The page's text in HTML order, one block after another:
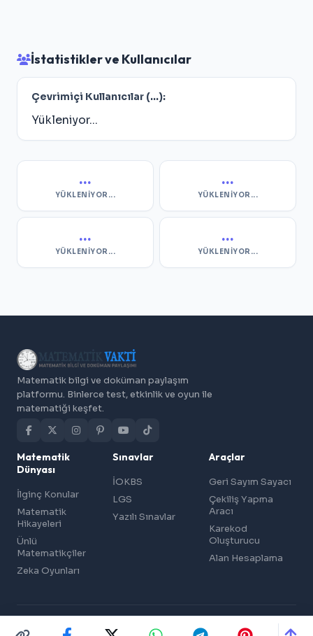
İstatistikler ve Kullanıcılar
Çevrimiçi Kullanıcılar (...):
Yükleniyor...
...
YÜKLENIYOR...
...
YÜKLENIYOR...
...
YÜKLENIYOR...
...
YÜKLENIYOR...
Matematik bilgi ve doküman paylaşım
platformu. Binlerce test, etkinlik ve oyun ile
matematiği keşfet.
Matematik
Dünyası
İlginç Konular
Matematik
Hikayeleri
Ünlü
Matematikçiler
Zeka Oyunları
Sınavlar
İOKBS
LGS
Yazılı Sınavlar
Araçlar
Geri Sayım Sayacı
Çekiliş Yapma
Aracı
Karekod
Oluşturucu
Alan Hesaplama
© 2026 Matematik Vakti — Matematik Bilgi ve Doküman Paylaşımı